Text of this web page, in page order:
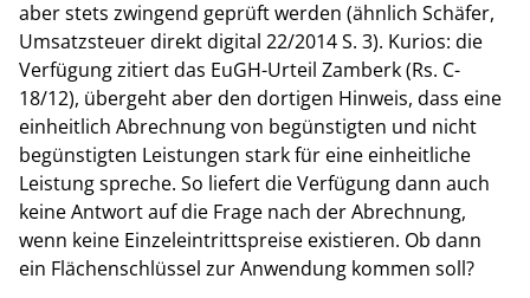
aber stets zwingend geprüft werden (ähnlich Schäfer,
Umsatzsteuer direkt digital 22/2014 S. 3). Kurios: die
Verfügung zitiert das EuGH-Urteil Zamberk (Rs. C-
18/12), übergeht aber den dortigen Hinweis, dass eine
einheitlich Abrechnung von begünstigten und nicht
begünstigten Leistungen stark für eine einheitliche
Leistung spreche. So liefert die Verfügung dann auch
keine Antwort auf die Frage nach der Abrechnung,
wenn keine Einzeleintrittspreise existieren. Ob dann
ein Flächenschlüssel zur Anwendung kommen soll?